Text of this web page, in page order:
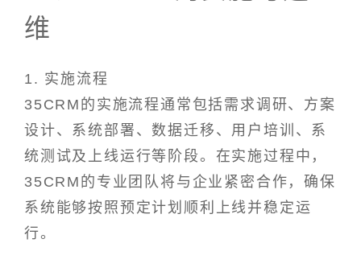
维
1. 实施流程
35CRM的实施流程通常包括需求调研、方案
设计、系统部署、数据迁移、用户培训、系
统测试及上线运行等阶段。在实施过程中，
35CRM的专业团队将与企业紧密合作，确保
系统能够按照预定计划顺利上线并稳定运
行。